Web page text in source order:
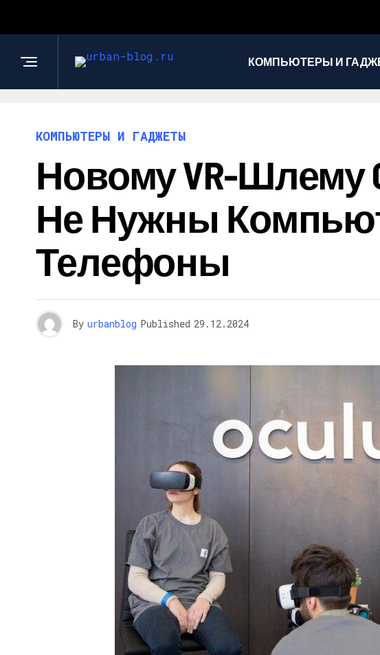
КОМПЬЮТЕРЫ И
КОМПЬЮТЕРЫ И ГАДЖЕТЫ
Новому VR-Шлему
Не Нужны
Телефоны
By urbanblog Published 29.12.2024